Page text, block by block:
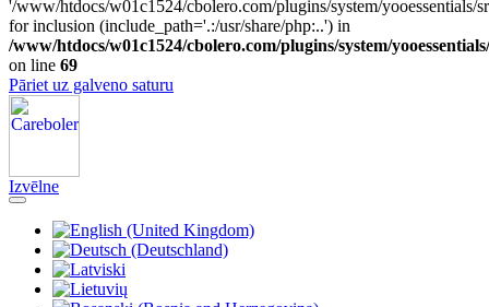
'/www/htdocs/w01c1524/cbolero.com/plugins/system/yooessentials/
for inclusion (include_path='.:/usr/share/php:..') in
/www/htdocs/w01c1524/cbolero.com/plugins/system/
on line 69
Pāriet uz galveno saturu
Izvēlne